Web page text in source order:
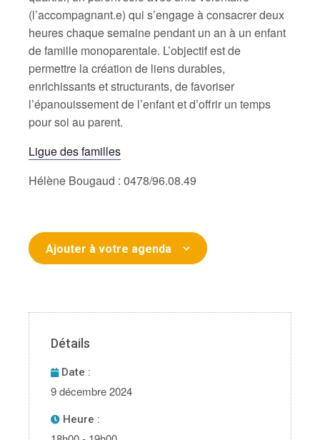
(l’accompagnant.e) qui s’engage à consacrer deux
heures chaque semaine pendant un an à un enfant
de famille monoparentale. L’objectif est de
permettre la création de liens durables,
enrichissants et structurants, de favoriser
l’épanouissement de l’enfant et d’offrir un temps
pour soi au parent.
Ligue des familles
Hélène Bougaud : 0478/96.08.49
Ajouter à votre agenda
Détails
Date :
9 décembre 2024
Heure :